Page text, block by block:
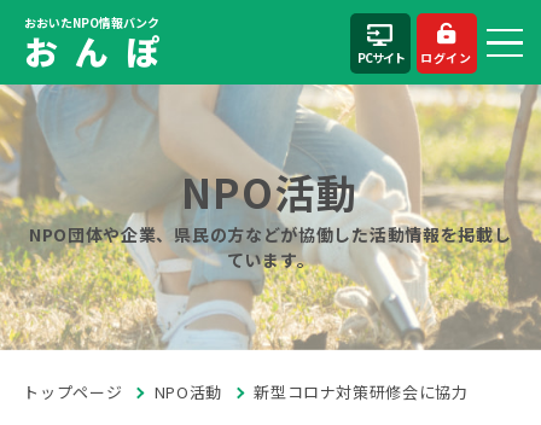
おおいたNPO情報バンク
お ん ぽ PCサイト ログイン
NPO活動
NPO団体や企業、県民の方などが協働した活動情報を掲載し
ています。
トップページ NPO活動 新型コロナ対策研修会に協力